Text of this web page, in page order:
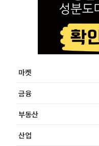
마켓
금융
부동산
산업